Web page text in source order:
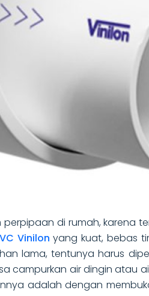
di rumah, karena
Vinilon yang kuat, bebas
lama, tentunya harus
campurkan air dingin atau
adalah dengan